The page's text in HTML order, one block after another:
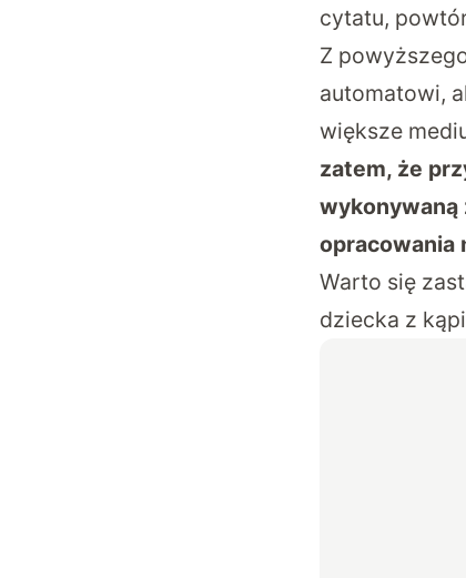
cytatu,
Z
automatowi,
większe
zatem, że
wykonywaną
opracowania
Warto się
dziecka z